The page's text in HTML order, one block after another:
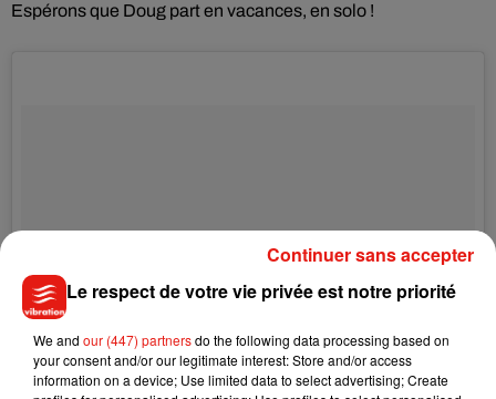
Espérons que Doug part en vacances, en solo !
Le respect de votre vie privée est notre priorité
We and our (447) partnersdo the following data processing based on
your consent and/or our legitimate interest: Store and/or access
information on a device; Use limited data to select advertising; Create
Continuer sans accepter